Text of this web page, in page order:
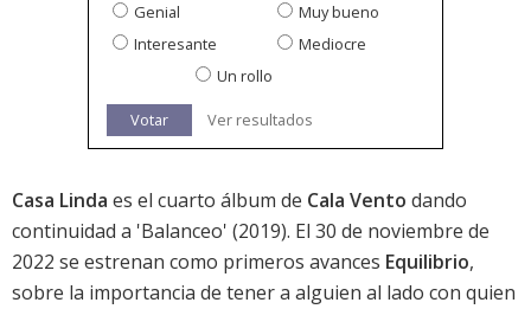
Genial
Muy bueno
Interesante
Mediocre
Un rollo
Votar Ver resultados
Casa Linda es el cuarto álbum de Cala Vento dando
continuidad a 'Balanceo' (2019). El 30 de noviembre de
2022 se estrenan como primeros avances Equilibrio,
sobre la importancia de tener a alguien al lado con quien